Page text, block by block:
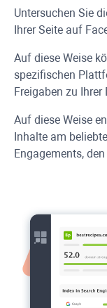
Untersuchen Sie
Ihrer Seite auf
Auf diese Weise
spezifischen
Freigaben zu
Auf diese Weise
Inhalte am
Engagements,